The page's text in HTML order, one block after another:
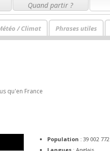
Quand partir ?
/ Climat Phrases utiles
qu'en France
Population : 39 002 772